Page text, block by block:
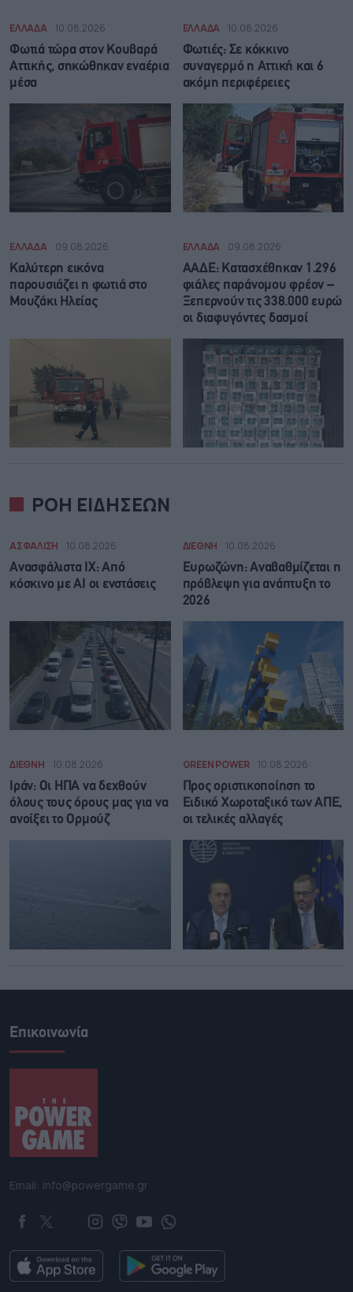
ΕΛΛΑΔΑ 10.08.2026
Φωτιά τώρα στον Κουβαρά
Αττικής, σηκώθηκαν εναέρια
μέσα
ΕΛΛΑΔΑ 10.08.2026
Φωτιές: Σε κόκκινο
συναγερμό η Αττική και 6
ακόμη περιφέρειες
ΕΛΛΑΔΑ 09.08.2026
Καλύτερη εικόνα
παρουσιάζει η φωτιά στο
Μουζάκι Ηλείας
ΕΛΛΑΔΑ 09.08.2026
ΑΑΔΕ: Κατασχέθηκαν 1.296
φιάλες παράνομου φρέον –
Ξεπερνούν τις 338.000 ευρώ
οι διαφυγόντες δασμοί
ΡΟΗ ΕΙΔΗΣΕΩΝ
ΑΣΦΑΛΙΣΗ 10.08.2026
Ανασφάλιστα ΙΧ: Από
κόσκινο με AI οι ενστάσεις
ΔΙΕΘΝΗ 10.08.2026
Ευρωζώνη: Αναβαθμίζεται η
πρόβλεψη για ανάπτυξη το
2026
ΔΙΕΘΝΗ 10.08.2026
Ιράν: Οι ΗΠΑ να δεχθούν
όλους τους όρους μας για να
ανοίξει το Ορμούζ
GREEN POWER 10.08.2026
Προς οριστικοποίηση το
Ειδικό Χωροταξικό των ΑΠΕ,
οι τελικές αλλαγές
Επικοινωνία
Email: info@powergame.gr